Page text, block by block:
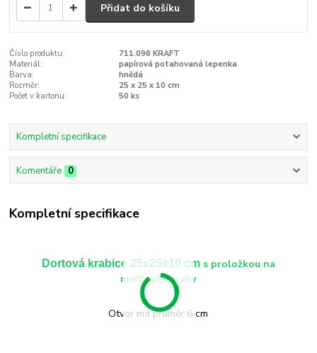
Přidat do košíku
Číslo produktu:
711.096 KRAFT
Materiál:
papírová potahovaná lepenka
Barva:
hnědá
Rozměr:
25 x 25 x 10 cm
Počet v kartonu:
50 ks
Kompletní specifikace
Komentáře 0
Kompletní specifikace
Dortová krabice 25x25x10 cm s proložkou na
muffiny/cupcaky
Otvor má průměr 6 cm